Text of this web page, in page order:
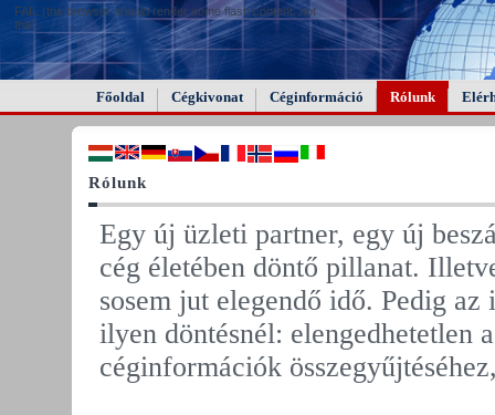
FAIL (the browser should render some flash content, not
this).
Főoldal Cégkivonat Céginformáció Rólunk
Rólunk
Egy új üzleti partner, egy új
cég életében döntő pillanat.
sosem jut elegendő idő. Pedig
ilyen döntésnél: elengedhetetlen
céginformációk